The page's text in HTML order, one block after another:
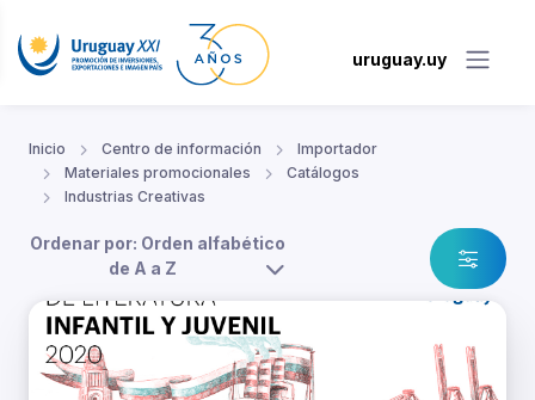
uruguay.uy
Inicio Centro de información
Importador
Materiales promocionales
Catálogos
Industrias Creativas
Ordenar por: Orden alfabético
de A a Z